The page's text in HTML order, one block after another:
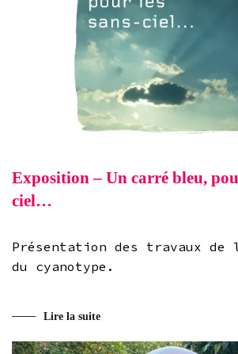
Exposition – Un carré bleu,
ciel…
Présentation des travaux de
du cyanotype.
Lire la suite